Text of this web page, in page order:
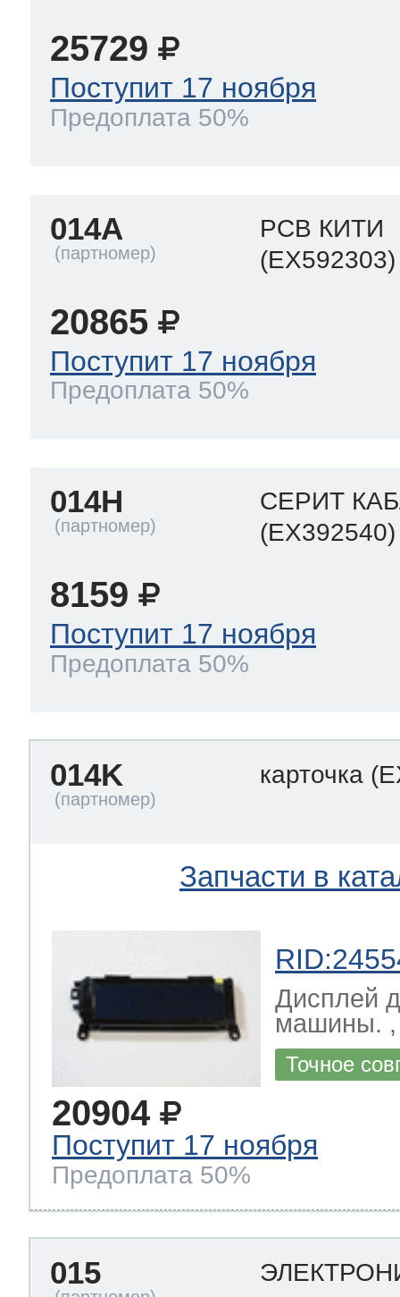
25729
Поступит 17 ноября
Предоплата 50%
014A
PCB КИТИ
(EX592303)
20865
Поступит 17 ноября
Предоплата 50%
014H
СЕРИТ
(EX392540)
8159
Поступит 17 ноября
Предоплата 50%
014K карточка
Запчасти в
Дисплей
машины. ,
Точное
20904
Поступит 17 ноября
Предоплата 50%
015